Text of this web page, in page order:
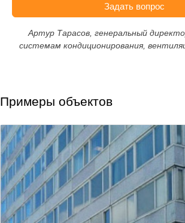
Задать вопрос
Артур Тарасов, генеральный
системам кондиционирования,
Примеры объектов